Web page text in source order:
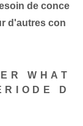
de conce
d'autres con
WHAT
D